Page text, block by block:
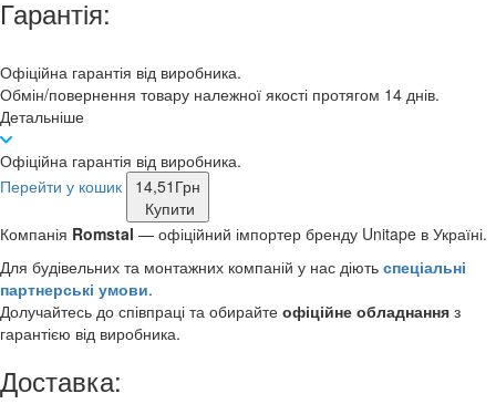
Гарантія:
Офіційна гарантія від виробника.
Обмін/повернення товару належної якості протягом 14 днів.
Детальніше
Офіційна гарантія від виробника.
Перейти у кошик
14,51 Грн
Купити
Компанія Romstal — офіційний імпортер бренду Unitape в Україні.
Для будівельних та монтажних компаній у нас діють спеціальні
партнерські умови.
Долучайтесь до співпраці та обирайте офіційне обладнання з
гарантією від виробника.
Доставка: